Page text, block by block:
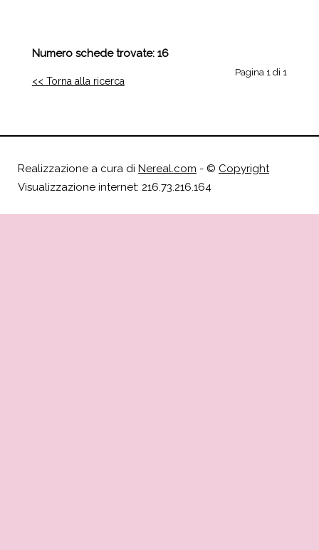
Numero schede trovate: 16
Pagina 1 di 1
<< Torna alla ricerca
Realizzazione a cura di Nereal.com - © Copyright
Visualizzazione internet: 216.73.216.164